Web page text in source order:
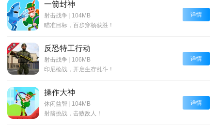
一箭封神
射击战争
104MB
瞄准目标，百步穿杨获胜！
详情
反恐特工行动
射击战争
106MB
印尼枪战，开启生存乱斗！
详情
操作大神
休闲益智
104MB
射箭挑战，击败敌人！
详情